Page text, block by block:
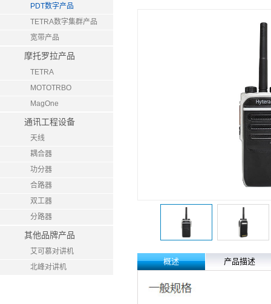
PDT数字产品
TETRA数字集群产品
宽带产品
摩托罗拉产品
TETRA
MOTOTRBO
MagOne
通讯工程设备
天线
耦合器
功分器
合路器
双工器
分路器
其他品牌产品
艾可慕对讲机
北峰对讲机
概述 产品描述